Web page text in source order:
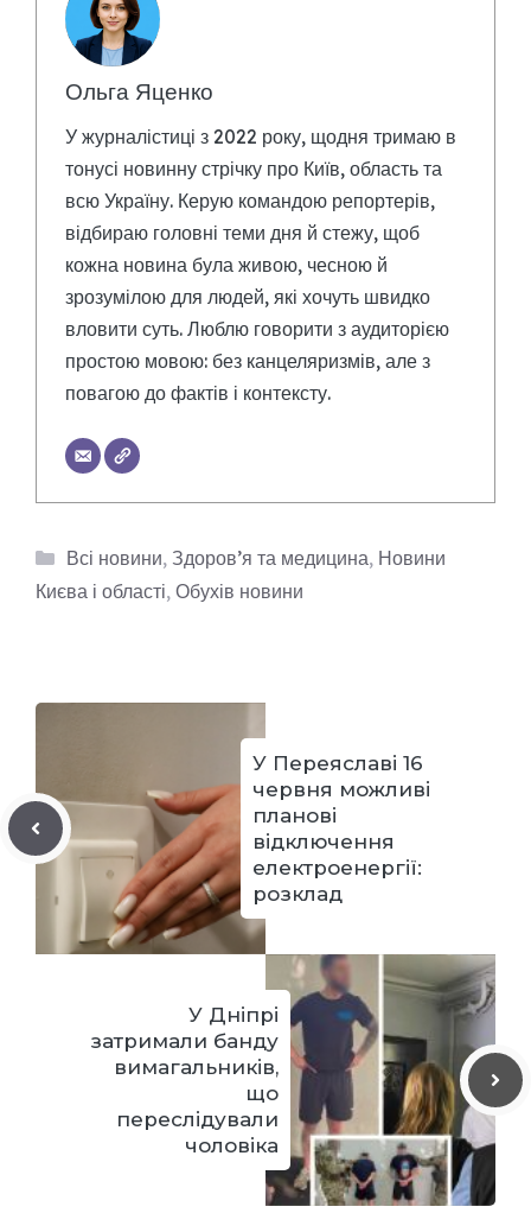
Ольга Яценко
У журналістиці з 2022 року, щодня тримаю в
тонусі новинну стрічку про Київ, область та
всю Україну. Керую командою репортерів,
відбираю головні теми дня й стежу, щоб
кожна новина була живою, чесною й
зрозумілою для людей, які хочуть швидко
вловити суть. Люблю говорити з аудиторією
простою мовою: без канцеляризмів, але з
повагою до фактів і контексту.
Категорії
Всі новини, Здоров’я та медицина, Новини
Києва і області, Обухів новини
У Переяславі 16
червня можливі
планові
відключення
електроенергії:
розклад
У Дніпрі
затримали банду
вимагальників,
що
переслідували
чоловіка